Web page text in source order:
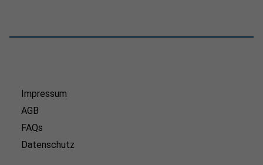
Impressum
AGB
FAQs
Datenschutz